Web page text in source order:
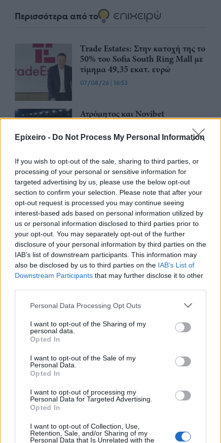
Epixeiro - Do Not Process My Personal Information
If you wish to opt-out of the sale, sharing to third parties, or
processing of your personal or sensitive information for
targeted advertising by us, please use the below opt-out
section to confirm your selection. Please note that after your
opt-out request is processed you may continue seeing
interest-based ads based on personal information utilized by
us or personal information disclosed to third parties prior to
your opt-out. You may separately opt-out of the further
disclosure of your personal information by third parties on the
IAB’s list of downstream participants. This information may
also be disclosed by us to third parties on the IAB’s List of
Downstream Participants that may further disclose it to other
Personal Data Processing Opt Outs
I want to opt-out of the Sharing of my
personal data.
Opted In
I want to opt-out of the Sale of my
Personal Data.
Opted In
I want to opt-out of processing my
Personal Data for Targeted Advertising.
Opted In
I want to opt-out of Collection, Use,
Retention, Sale, and/or Sharing of my
Personal Data that Is Unrelated with the
Περισσότερα από το
Trade Estates: Στην κατοχή της το
50% του Sofia South Ring Mall με
τίμημα 49,35 εκατ. ευρώ
07/08/26 | 16:53
Ατρόμητος και Novibet
μέχρι το 2028
Βραβευμένα κρασιά με την
υπογραφή της Lidl Ελλάς
07/08/26|15:29
CSG: Διψήφια αύξηση εσόδων
και ισχυρό ανεκτέλεστο
συμβάσεων το πρώτο εξάμηνο
του 2026
07/08/26|12:09
Apollo Global Management:
Εξαγοράζει την EasyJet έναντι 7,7
δισ. δολαρίων - Η δήλωση του Sir
06/08/26 |18:31
για το ειδικό πρόγραμμα στήριξης
επιχειρήσεων
Ο Όμιλος Qualco επεκτείνει τη